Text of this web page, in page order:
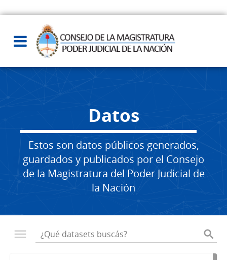
Datos
Estos son datos públicos generados,
guardados y publicados por el Consejo
de la Magistratura del Poder Judicial de
la Nación